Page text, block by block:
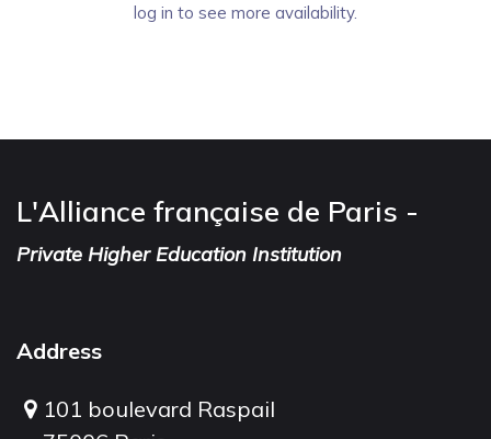
log in to see more availability.
L'Alliance française de Paris -
Private Higher Education Institution
Address
101 boulevard Raspail